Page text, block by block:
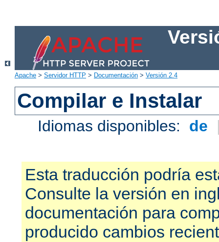
Apache > Servidor HTTP > Documentación > Versión 2.4
Compilar e Instalar
Idiomas disponibles: de
Esta traducción podría
Consulte la versión en
documentación para
producido cambios